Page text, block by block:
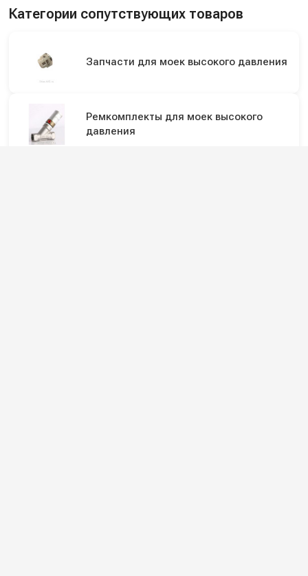
Категории сопутствующих товаров
Запчасти для моек высокого давления
Ремкомплекты для моек высокого
давления